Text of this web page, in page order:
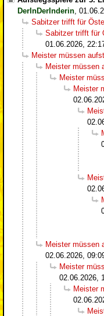
DerInDerInderin
Sabitzer trifft für
Sabitzer trifft für
01.06.2026,
Meister müssen
Meister müssen
Meister
Meister
Meister müssen
02.06.2026,
Meister
02.06.2026,
Meister